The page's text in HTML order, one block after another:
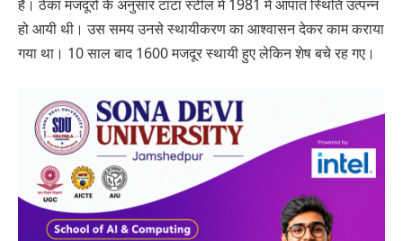
हैं। ठेका मजदूरों के अनुसार टाटा स्टील में 1981 में आपात स्थिति उत्पन्न
हो आयी थी। उस समय उनसे स्थायीकरण का आश्वासन देकर काम कराया
गया था। 10 साल बाद 1600 मजदूर स्थायी हुए लेकिन शेष बचे रह गए।